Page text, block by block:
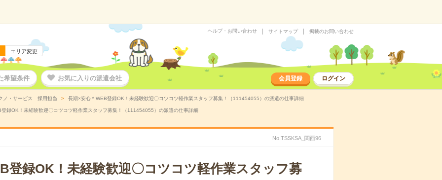
エリア変更
ヘルプ・お問い合わせ サイトマップ 掲載のお問い合わせ
希望条件 お気に入りの派遣会社 会員登録 ログイン
ノ・サービス 採用担当 長期×安心＊WEB登録OK！未経験歓迎〇コツコツ軽作業スタッフ募集！（111454055）の派遣の仕事詳細
録OK！未経験歓迎〇コツコツ軽作業スタッフ募集！（111454055）の派遣の仕事詳細
No.TSSKSA_関西96
登録OK！未経験歓迎〇コツコツ軽作業スタッフ募